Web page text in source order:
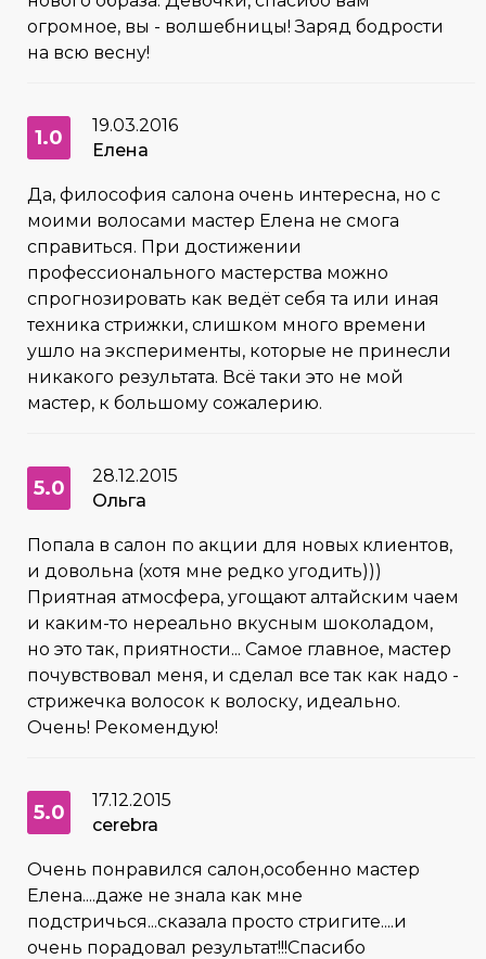
огромное, вы - волшебницы! Заряд бодрости
на всю весну!
1.0
19.03.2016
Елена
Да, философия салона очень интересна, но с
моими волосами мастер Елена не смога
справиться. При достижении
профессионального мастерства можно
спрогнозировать как ведёт себя та или иная
техника стрижки, слишком много времени
ушло на эксперименты, которые не принесли
никакого результата. Всё таки это не мой
мастер, к большому сожалерию.
5.0
28.12.2015
Ольга
Попала в салон по акции для новых клиентов,
и довольна (хотя мне редко угодить)))
Приятная атмосфера, угощают алтайским чаем
и каким-то нереально вкусным шоколадом,
но это так, приятности... Самое главное, мастер
почувствовал меня, и сделал все так как надо -
стрижечка волосок к волоску, идеально.
Очень! Рекомендую!
5.0
17.12.2015
cerebra
Очень понравился салон,особенно мастер
Елена....даже не знала как мне
подстричься...сказала просто стригите....и
очень порадовал результат!!!Спасибо